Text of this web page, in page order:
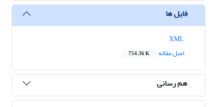
فایل ها
اصل مقاله
754.36 K
هم رسانی